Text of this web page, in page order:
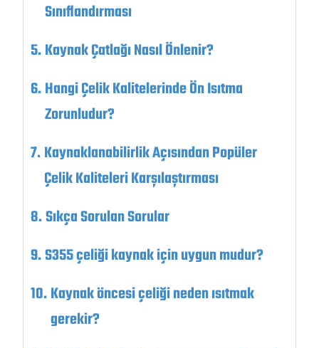
Sınıflandırması
Kaynak Çatlağı Nasıl Önlenir?
Hangi Çelik Kalitelerinde Ön Isıtma
Zorunludur?
Kaynaklanabilirlik Açısından Popüler
Çelik Kaliteleri Karşılaştırması
Sıkça Sorulan Sorular
S355 çeliği kaynak için uygun mudur?
Kaynak öncesi çeliği neden ısıtmak
gerekir?